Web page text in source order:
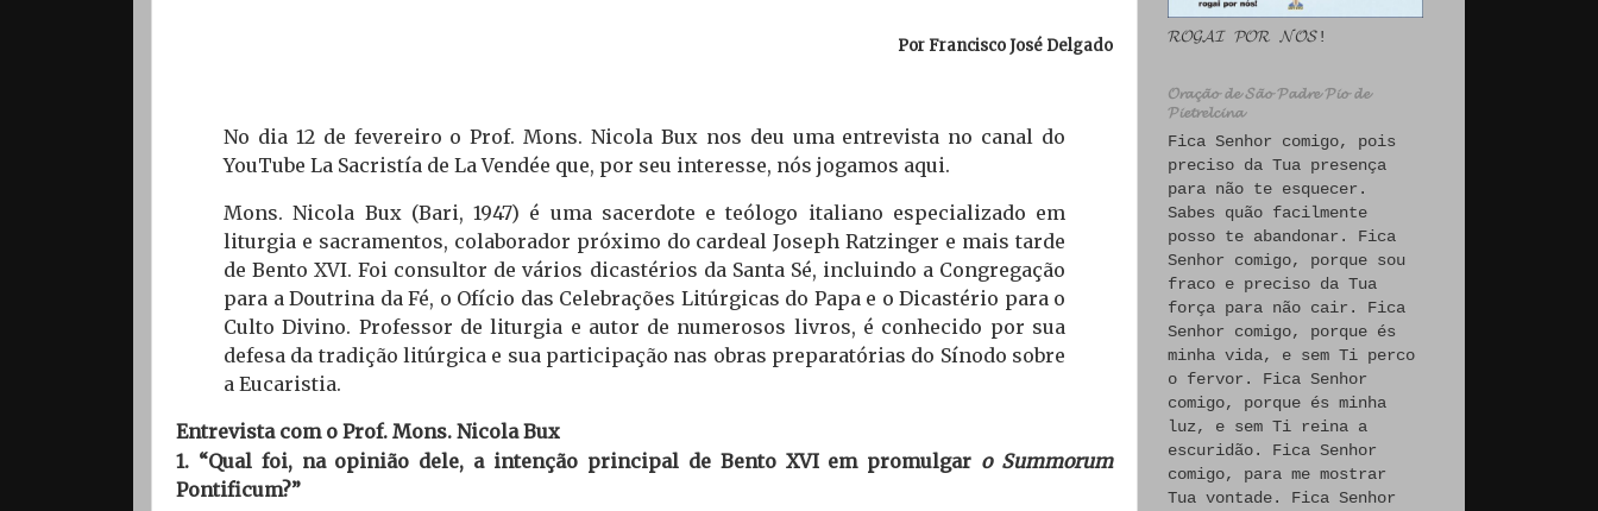
Por Francisco José Delgado
No dia 12 de fevereiro o Prof. Mons. Nicola Bux nos deu uma entrevista no canal do
YouTube La Sacristía de La Vendée que, por seu interesse, nós jogamos aqui.
Mons. Nicola Bux (Bari, 1947) é uma sacerdote e teólogo italiano especializado em
liturgia e sacramentos, colaborador próximo do cardeal Joseph Ratzinger e mais tarde
de Bento XVI. Foi consultor de vários dicastérios da Santa Sé, incluindo a Congregação
para a Doutrina da Fé, o Ofício das Celebrações Litúrgicas do Papa e o Dicastério para o
Culto Divino. Professor de liturgia e autor de numerosos livros, é conhecido por sua
defesa da tradição litúrgica e sua participação nas obras preparatórias do Sínodo sobre
a Eucaristia.
Entrevista com o Prof. Mons. Nicola Bux
1. “Qual foi, na opinião dele, a intenção principal de Bento XVI em promulgar o Summorum
Pontificum?”
𝓡𝓞𝓖𝓐𝓘 𝓟𝓞𝓡 𝓝𝓞́𝓢!
𝓞𝓻𝓪𝓬̧𝓪̃𝓸 𝓭𝓮 𝓢𝓪̃𝓸 𝓟𝓪𝓭𝓻𝓮 𝓟𝓲𝓸 𝓭𝓮
𝓟𝓲𝓮𝓽𝓻𝓮𝓵𝓬𝓲𝓷𝓪
Fica Senhor comigo, pois
preciso da Tua presença
para não te esquecer.
Sabes quão facilmente
posso te abandonar. Fica
Senhor comigo, porque sou
fraco e preciso da Tua
força para não cair. Fica
Senhor comigo, porque és
minha vida, e sem Ti perco
o fervor. Fica Senhor
comigo, porque és minha
luz, e sem Ti reina a
escuridão. Fica Senhor
comigo, para me mostrar
Tua vontade. Fica Senhor